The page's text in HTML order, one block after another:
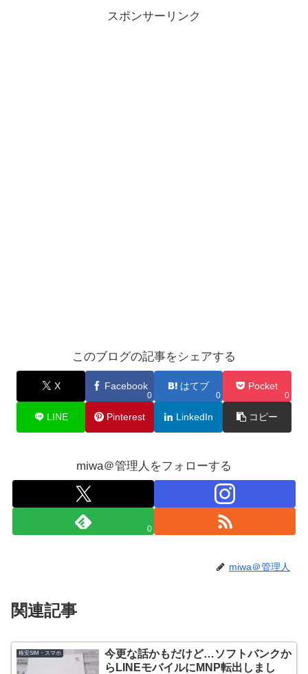
スポンサーリンク
このブログの記事をシェアする
X Facebook
0
はてブ
0
Pocket
0
LINE Pinterest LinkedIn コピー
miwa＠管理人をフォローする
0
miwa＠管理人
関連記事
格安SIM・スマホ
今更な話かもだけど…ソフトバンクか
らLINEモバイルにMNP転出しまし